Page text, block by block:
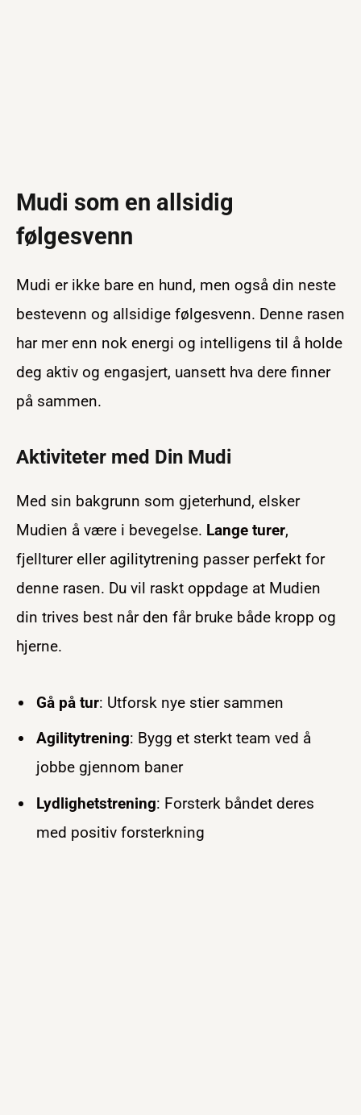
Mudi som en allsidig
følgesvenn
Mudi er ikke bare en hund, men også din neste
bestevenn og allsidige følgesvenn. Denne rasen
har mer enn nok energi og intelligens til å holde
deg aktiv og engasjert, uansett hva dere finner
på sammen.
Aktiviteter med Din Mudi
Med sin bakgrunn som gjeterhund, elsker
Mudien å være i bevegelse. Lange turer,
fjellturer eller agilitytrening passer perfekt for
denne rasen. Du vil raskt oppdage at Mudien
din trives best når den får bruke både kropp og
hjerne.
Gå på tur: Utforsk nye stier sammen
Agilitytrening: Bygg et sterkt team ved å
jobbe gjennom baner
Lydlighetstrening: Forsterk båndet deres
med positiv forsterkning